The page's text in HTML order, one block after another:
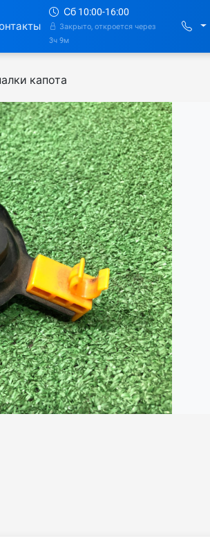
Сб 10:00-16:00
Закрыто, откроется через
3ч 9м
капота